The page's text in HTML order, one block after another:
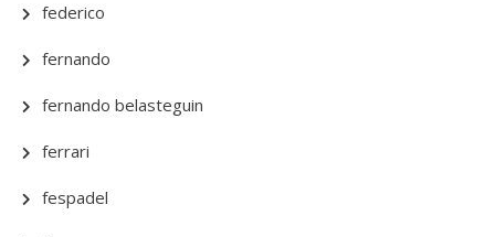
federico
fernando
fernando belasteguin
ferrari
fespadel